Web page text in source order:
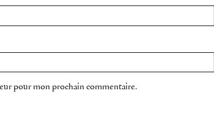
pour mon prochain commentaire.